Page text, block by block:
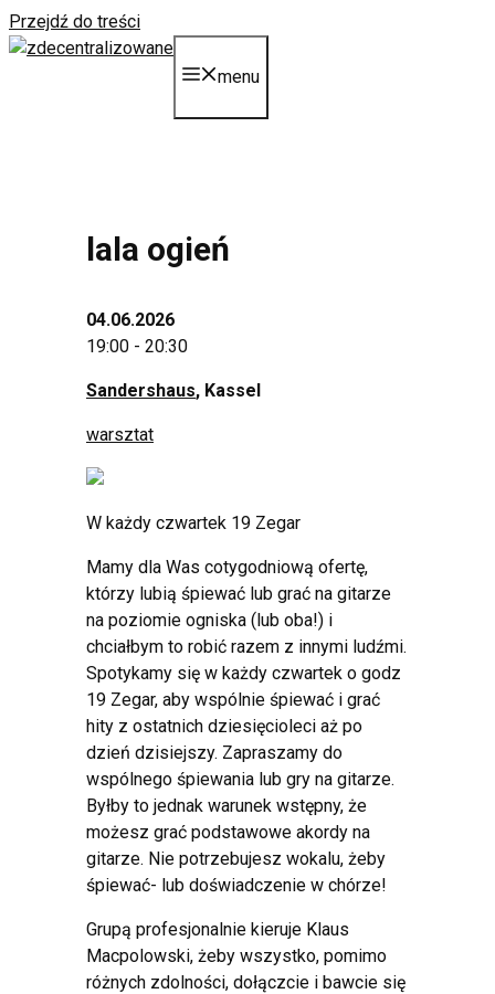
Przejdź do treści
menu
lala ogień
04.06.2026
19:00 - 20:30
Sandershaus, Kassel
warsztat
W każdy czwartek 19 Zegar
Mamy dla Was cotygodniową ofertę,
którzy lubią śpiewać lub grać na gitarze
na poziomie ogniska (lub oba!) i
chciałbym to robić razem z innymi ludźmi.
Spotykamy się w każdy czwartek o godz
19 Zegar, aby wspólnie śpiewać i grać
hity z ostatnich dziesięcioleci aż po
dzień dzisiejszy. Zapraszamy do
wspólnego śpiewania lub gry na gitarze.
Byłby to jednak warunek wstępny, że
możesz grać podstawowe akordy na
gitarze. Nie potrzebujesz wokalu, żeby
śpiewać- lub doświadczenie w chórze!
Grupą profesjonalnie kieruje Klaus
Macpolowski, żeby wszystko, pomimo
różnych zdolności, dołączcie i bawcie się